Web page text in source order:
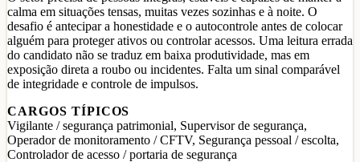
calma em situações tensas, muitas vezes sozinhas e à noite. O
desafio é antecipar a honestidade e o autocontrole antes de colocar
alguém para proteger ativos ou controlar acessos. Uma leitura errada
do candidato não se traduz em baixa produtividade, mas em
exposição direta a roubo ou incidentes. Falta um sinal comparável
de integridade e controle de impulsos.
CARGOS TÍPICOS
Vigilante / segurança patrimonial, Supervisor de segurança,
Operador de monitoramento / CFTV, Segurança pessoal / escolta,
Controlador de acesso / portaria de segurança